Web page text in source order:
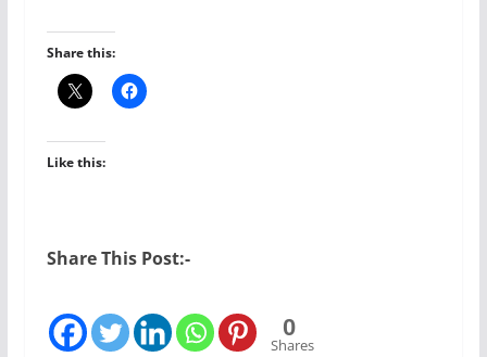
Share this:
Like this:
Share This Post:-
0
Shares